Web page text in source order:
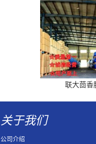
联大茴香
关于我们
公司介绍